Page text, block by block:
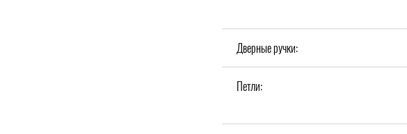
Дверные ручки:
Петли: